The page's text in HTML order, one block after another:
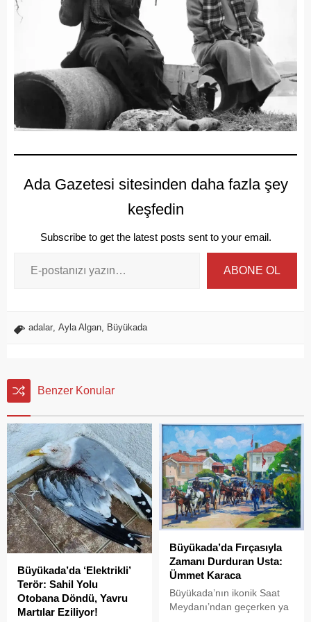
Ada Gazetesi sitesinden daha fazla şey
keşfedin
Subscribe to get the latest posts sent to your email.
ABONE OL
adalar Ayla Algan Büyükada
Benzer Konular
Büyükada’da ‘Elektrikli’
Terör: Sahil Yolu
Otobana Döndü, Yavru
Martılar Eziliyor!
Büyükada’da Fırçasıyla
Zamanı Durduran Usta:
Ümmet Karaca
Büyükada’nın ikonik Saat
Meydanı’ndan geçerken ya